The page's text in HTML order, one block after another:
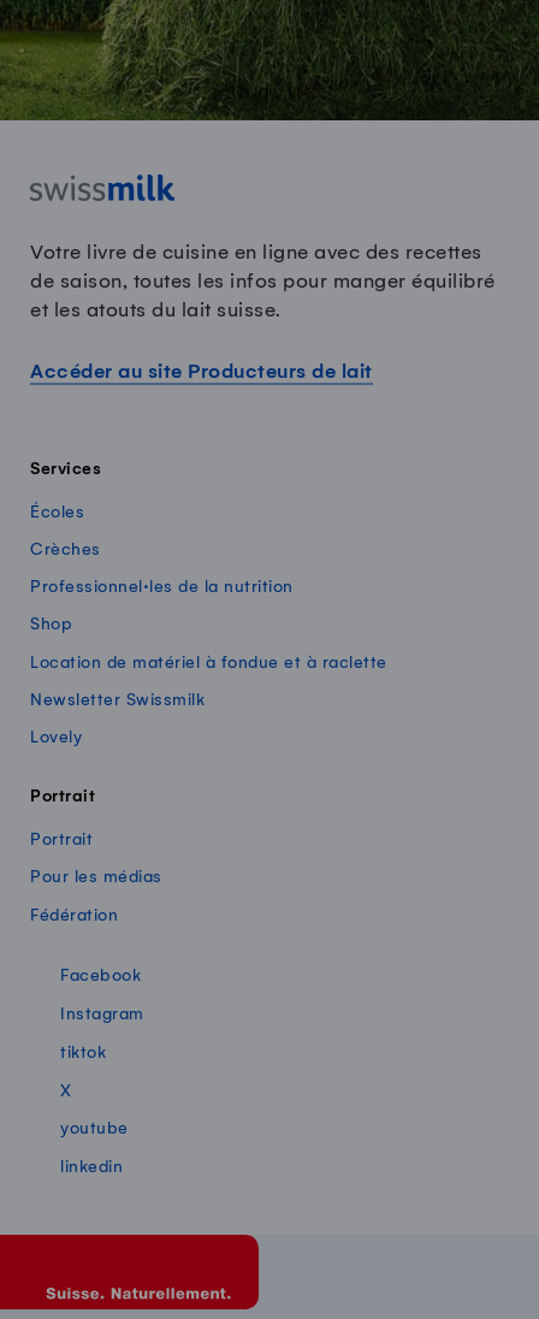
Votre livre de cuisine en ligne avec des recettes
de saison, toutes les infos pour manger équilibré
et les atouts du lait suisse.
Accéder au site Producteurs de lait
Services
Écoles
Crèches
Professionnel·les de la nutrition
Shop
Location de matériel à fondue et à raclette
Newsletter Swissmilk
Lovely
Portrait
Portrait
Pour les médias
Fédération
Swissmilk sur les réseaux sociaux
Facebook
Instagram
tiktok
X
youtube
linkedin